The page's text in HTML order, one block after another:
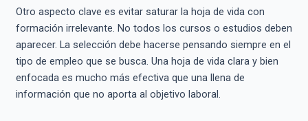
Otro aspecto clave es evitar saturar la hoja de vida con
formación irrelevante. No todos los cursos o estudios deben
aparecer. La selección debe hacerse pensando siempre en el
tipo de empleo que se busca. Una hoja de vida clara y bien
enfocada es mucho más efectiva que una llena de
información que no aporta al objetivo laboral.